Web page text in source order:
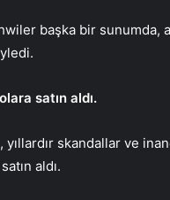
başka bir
satın aldı.
yıllardır skandallar ve
aldı.